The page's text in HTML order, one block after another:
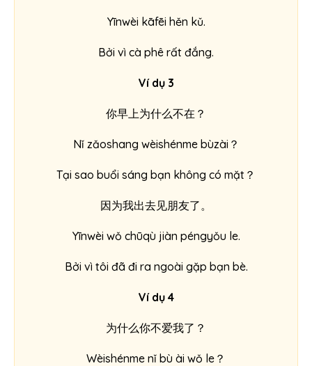
Yīnwèi kāfēi hěn kǔ.
Bởi vì cà phê rất đắng.
Ví dụ 3
你早上为什么不在？
Nǐ zǎoshang wèishénme bùzài？
Tại sao buổi sáng bạn không có mặt？
因为我出去见朋友了。
Yīnwèi wǒ chūqù jiàn péngyǒu le.
Bởi vì tôi đã đi ra ngoài gặp bạn bè.
Ví dụ 4
为什么你不爱我了？
Wèishénme nǐ bù ài wǒ le？